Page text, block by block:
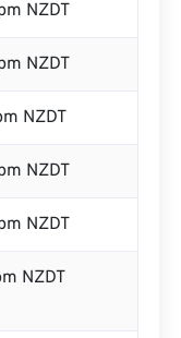
NZDT
NZDT
NZDT
NZDT
NZDT
NZDT